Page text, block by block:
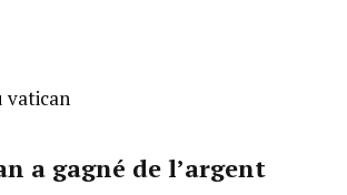
a gagné de l’argent